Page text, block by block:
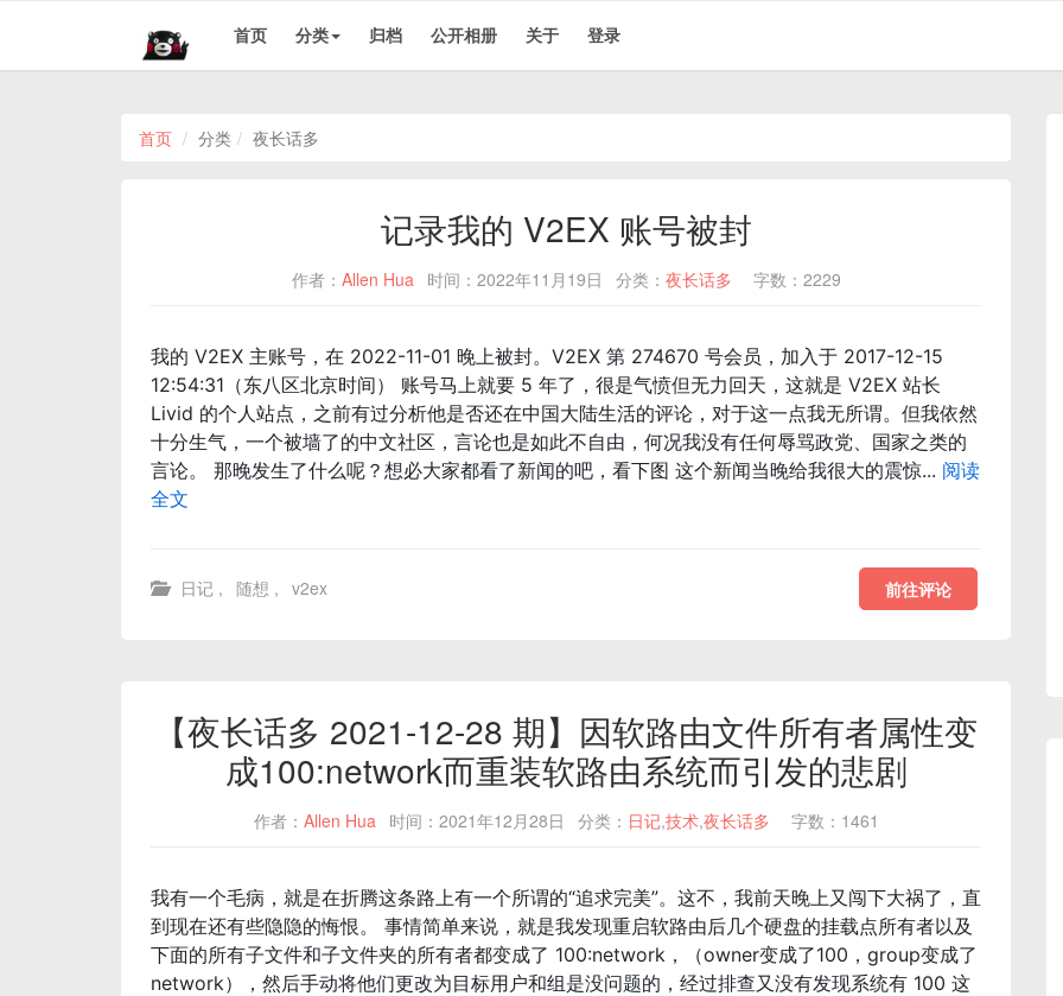
首页 分类 归档 公开相册 关于 登录
首页 分类 夜长话多
记录我的 V2EX 账号被封
作者： Allen Hua 时间：2022年11月19日 分类： 夜长话多 字数：2229
我的 V2EX 主账号，在 2022-11-01 晚上被封。V2EX 第 274670 号会员，加入于 2017-12-15
12:54:31（东八区北京时间） 账号马上就要 5 年了，很是气愤但无力回天，这就是 V2EX 站长
Livid 的个人站点，之前有过分析他是否还在中国大陆生活的评论，对于这一点我无所谓。但我依然
十分生气，一个被墙了的中文社区，言论也是如此不自由，何况我没有任何辱骂政党、国家之类的
言论。 那晚发生了什么呢？想必大家都看了新闻的吧，看下图 这个新闻当晚给我很大的震惊... 阅读
全文
日记 , 随想 , v2ex 前往评论
【夜长话多 2021-12-28 期】因软路由文件所有者属性变
成100:network而重装软路由系统而引发的悲剧
作者： Allen Hua 时间：2021年12月28日 分类： 日记,技术,夜长话多 字数：1461
我有一个毛病，就是在折腾这条路上有一个所谓的“追求完美”。这不，我前天晚上又闯下大祸了，直
到现在还有些隐隐的悔恨。 事情简单来说，就是我发现重启软路由后几个硬盘的挂载点所有者以及
下面的所有子文件和子文件夹的所有者都变成了 100:network，（owner变成了100，group变成了
network），然后手动将他们更改为目标用户和组是没问题的，经过排查又没有发现系统有 100 这